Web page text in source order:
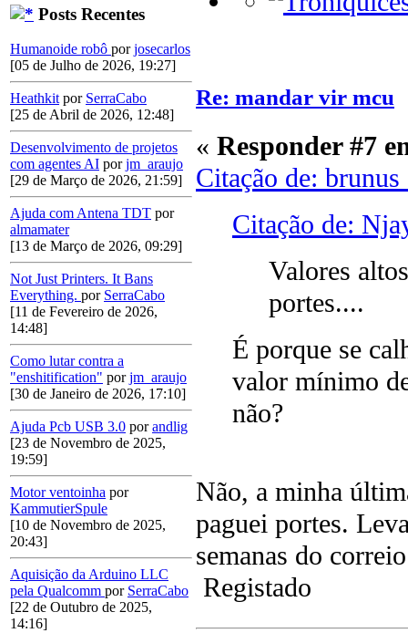
Posts Recentes
Humanoide robô porjosecarlos
[05 de Julho de 2026, 19:27]
Heathkit por SerraCabo
[25 de Abril de 2026, 12:48]
Desenvolvimento de projetos
com agentes AI porjm_araujo
[29 de Março de 2026, 21:59]
Ajuda com Antena TDT por
almamater
[13 de Março de 2026, 09:29]
Not Just Printers. It Bans
Everything. por SerraCabo
[11 de Fevereiro de 2026,
14:48]
Como lutar contra a
"enshitification" porjm_araujo
[30 de Janeiro de 2026, 17:10]
Ajuda Pcb USB 3.0 porandlig
[23 de Novembro de 2025,
19:59]
Motor ventoinha por
KammutierSpule
[10 de Novembro de 2025,
20:43]
Aquisição da Arduino LLC
pela Qualcomm por SerraCabo
[22 de Outubro de 2025,
14:16]
Re: mandar vir mcu
« Responder #7
Citação de:
Citação de:
Valores
portes....
É porque se
valor mínimo
não?
Não, a minha
paguei portes.
semanas do
Registado